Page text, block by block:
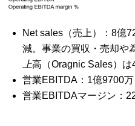
Net sales（売上）：8億
減。事業の買収・売却や
上高（Oragnic Sales）は
営業EBITDA：1億9700
営業EBITDAマージン：